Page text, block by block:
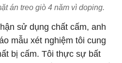
án treo giò 4 năm vì doping.
sử dụng chất cấm, anh
mẫu xét nghiệm tôi cung
bị cấm. Tôi thực sự bất